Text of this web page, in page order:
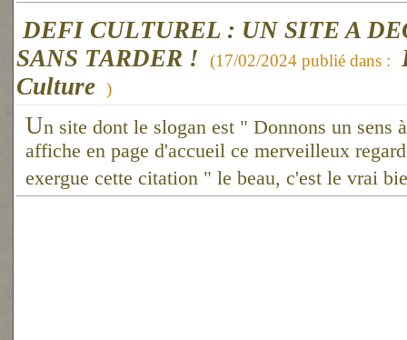
DEFI CULTUREL : UN SITE A
SANS TARDER !
(17/02/2024 publié dans :
Culture )
Un site dont le slogan est " Donnons un sens
affiche en page d'accueil ce merveilleux
exergue cette citation " le beau, c'est le vrai